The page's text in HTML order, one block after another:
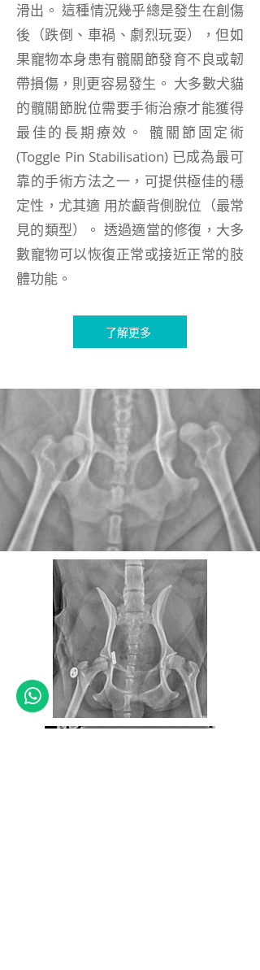
滑出。 這種情況幾乎總是發生在創傷
後（跌倒、車禍、劇烈玩耍），但如
果寵物本身患有髖關節發育不良或韌
帶損傷，則更容易發生。 大多數犬貓
的髖關節脫位需要手術治療才能獲得
最佳的長期療效。 髖關節固定術
(Toggle Pin Stabilisation) 已成為最可
靠的手術方法之一，可提供極佳的穩
定性，尤其適 用於顱背側脫位（最常
見的類型）。 透過適當的修復，大多
數寵物可以恢復正常或接近正常的肢
體功能。
了解更多